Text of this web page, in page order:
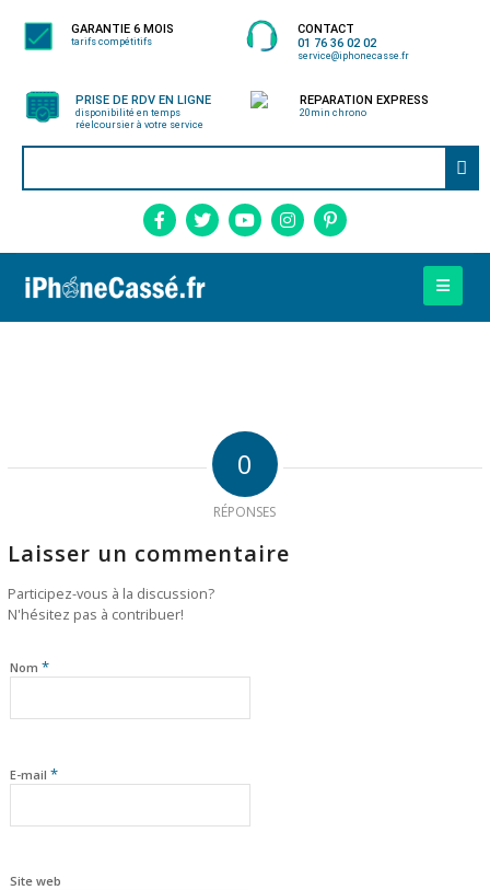
GARANTIE 6 MOIS
tarifs compétitifs
CONTACT
01 76 36 02 02
service@iphonecasse.fr
PRISE DE RDV EN LIGNE
disponibilité en temps
réelcoursier à votre service
REPARATION EXPRESS
20min chrono
0
RÉPONSES
Laisser un commentaire
Participez-vous à la discussion?
N'hésitez pas à contribuer!
Nom *
E-mail *
Site web